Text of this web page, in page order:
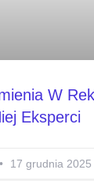
W
Eksperci
17 grudnia 2025